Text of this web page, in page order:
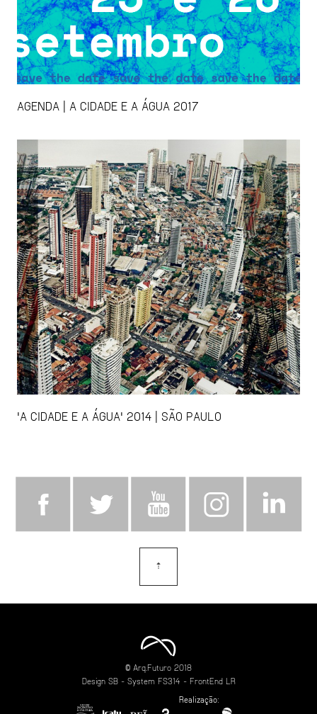
AGENDA | A CIDADE E A ÁGUA 2017
'A CIDADE E A ÁGUA' 2014 | SÃO PAULO
⇡
© Arq.Futuro 2018
Design SB- System FS314 - FrontEnd LR